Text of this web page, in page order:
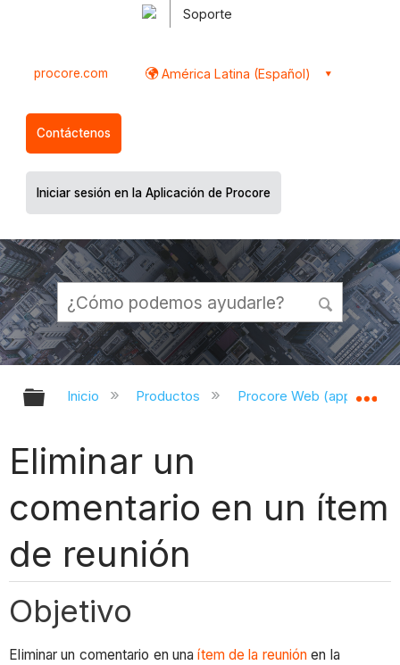
Soporte
procore.com América Latina (Español)
Contáctenos
Iniciar sesión en la Aplicación de Procore
Expandir/contraer jerarquía global
Inicio Productos Procore Web
Eliminar un
comentario en un ítem
de reunión
Objetivo
Eliminar un comentario en unaítem de la reunión en la